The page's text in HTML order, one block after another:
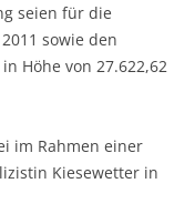
seien für die
sowie den
Höhe von 27.622,62
im Rahmen einer
Kiesewetter in